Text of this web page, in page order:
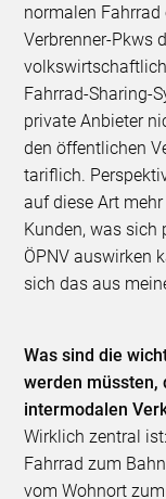
normalen
Verbrenner-Pkws
Fahrrad-Sharing-
private Anbieter
den öffentlichen
tariflich.
auf diese Art
Kunden, was sich
ÖPNV auswirken
sich das aus
Was sind die
werden müssten,
intermodalen
Wirklich zentral
Fahrrad zum
vom Wohnort